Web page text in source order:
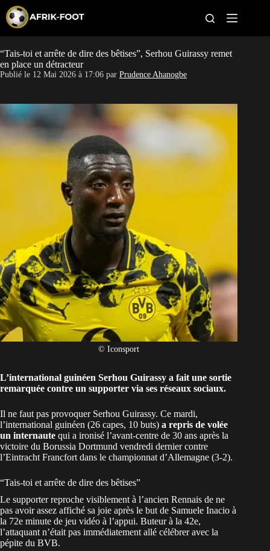
p
t
c
o
t
n
CAN féminine
Pays
Clubs
Classement
Paris sportifs
“Tais-toi et arrête de dire des bêtises”, Serhou Guirassy remet
en place un détracteur
Publié le 12 Mai 2026 à 17:06 par Prudence Ahanogbe
© Iconsport
L’international guinéen Serhou Guirassy a fait une sortie
remarquée contre un supporter via ses réseaux sociaux.
Il ne faut pas provoquer Serhou Guirassy. Ce mardi,
l’international guinéen (26 capes, 10 buts) a repris de volée
un internaute qui a ironisé l’avant-centre de 30 ans après la
victoire du Borussia Dortmund vendredi dernier contre
l’Eintracht Francfort dans le championnat d’Allemagne (3-2).
“Tais-toi et arrête de dire des bêtises”
Le supporter reproche visiblement à l’ancien Rennais de ne
pas avoir assez affiché sa joie après le but de Samuele Inacio à
la 72e minute de jeu vidéo à l’appui. Buteur à la 42e,
l’attaquant n’était pas immédiatement allé célébrer avec la
pépite du BVB.